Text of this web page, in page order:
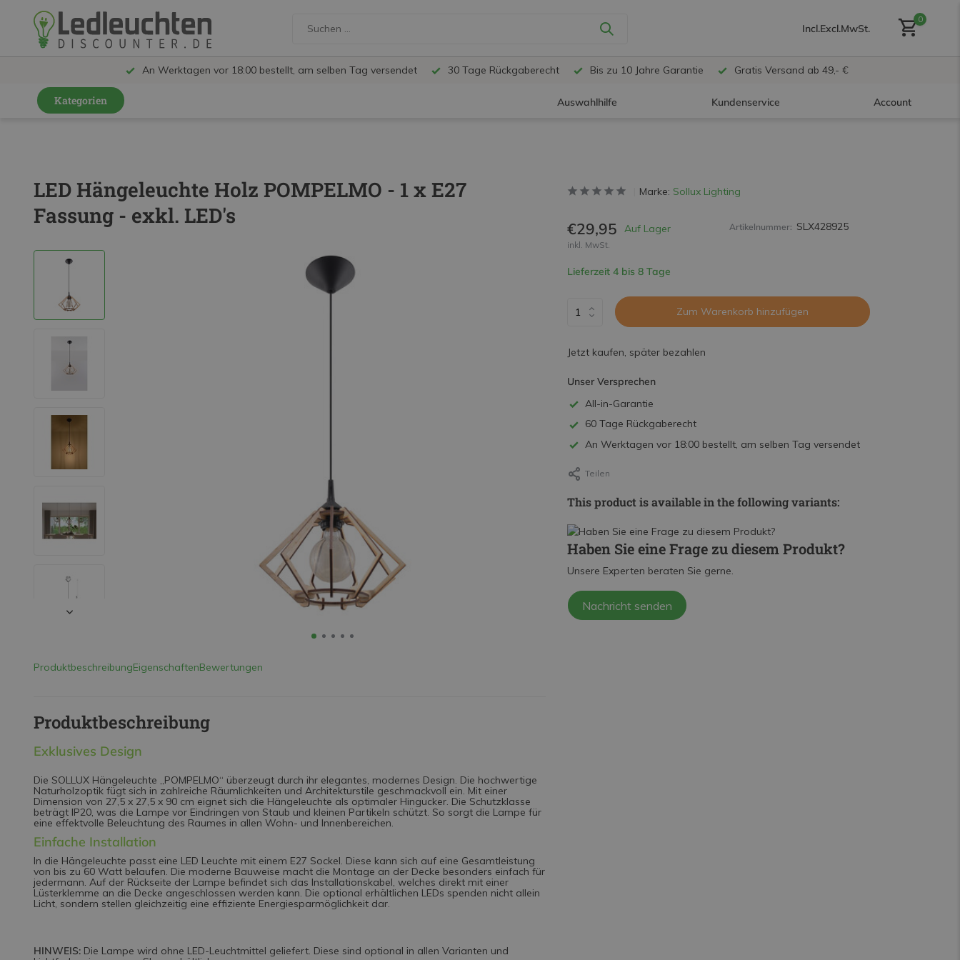
Incl.Excl.MwSt.
0
An Werktagen vor 18:00 bestellt, am selben Tag versendet 30 Tage Rückgaberecht Bis zu 10 Jahre Garantie Gratis Versand ab 49,- €
Kategorien Auswahlhilfe Kundenservice Account
Benutzerkonto
LED Schienensystem Lampen
Innenleuchten
Feuchtraumleuchten IP65
LED Panels
LED Hängeleuchte Holz POMPELMO - 1 x E27
Fassung - exkl. LED's
ProduktbeschreibungEigenschaftenBewertungen
Produktbeschreibung
Exklusives Design
Die SOLLUX Hängeleuchte „POMPELMO“ überzeugt durch ihr elegantes, modernes Design. Die hochwertige
Naturholzoptik fügt sich in zahlreiche Räumlichkeiten und Architekturstile geschmackvoll ein. Mit einer
Dimension von 27,5 x 27,5 x 90 cm eignet sich die Hängeleuchte als optimaler Hingucker. Die Schutzklasse
beträgt IP20, was die Lampe vor Eindringen von Staub und kleinen Partikeln schützt. So sorgt die Lampe für
eine effektvolle Beleuchtung des Raumes in allen Wohn- und Innenbereichen.
Einfache Installation
In die Hängeleuchte passt eine LED Leuchte mit einem E27 Sockel. Diese kann sich auf eine Gesamtleistung
von bis zu 60 Watt belaufen. Die moderne Bauweise macht die Montage an der Decke besonders einfach für
jedermann. Auf der Rückseite der Lampe befindet sich das Installationskabel, welches direkt mit einer
Lüsterklemme an die Decke angeschlossen werden kann. Die optional erhältlichen LEDs spenden nicht allein
Licht, sondern stellen gleichzeitig eine effiziente Energiesparmöglichkeit dar.
HINWEIS: Die Lampe wird ohne LED-Leuchtmittel geliefert. Diese sind optional in allen Varianten und
Marke: Sollux Lighting
€29,95 Auf Lager
inkl. MwSt.
Artikelnummer: SLX428925
Lieferzeit 4 bis 8 Tage
Zum Warenkorb hinzufügen
Jetzt kaufen, später bezahlen
Unser Versprechen
All-in-Garantie
60 Tage Rückgaberecht
An Werktagen vor 18:00 bestellt, am selben Tag versendet
Teilen
This product is available in the following variants:
Haben Sie eine Frage zu diesem Produkt?
Unsere Experten beraten Sie gerne.
Nachricht senden